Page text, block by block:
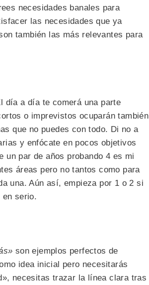
necesidades banales para
las necesidades que ya
también las más relevantes para
día a día te comerá una parte
o imprevistos ocuparán también
que no puedes con todo. Di no a
y enfócate en pocos objetivos
un par de años probando 4 es mi
áreas pero no tantos como para
una. Aún así, empieza por 1 o 2 si
en serio.
son ejemplos perfectos de
idea inicial pero necesitarás
necesitas trazar la línea clara tras